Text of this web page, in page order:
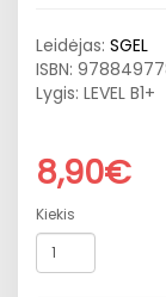
Leidėjas: SGEL
ISBN:
Lygis: LEVEL B1+
8,90€
Kiekis